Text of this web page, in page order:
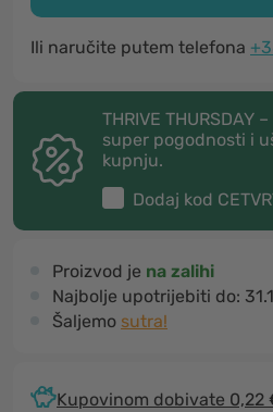
Ili naručite putem telefona
THRIVE THURSDAY
super pogodnosti i
kupnju.
Dodaj kod
Proizvod je na zalihi
Najbolje upotrijebiti do:
Šaljemo sutra!
Kupovinom dobivate 0,22